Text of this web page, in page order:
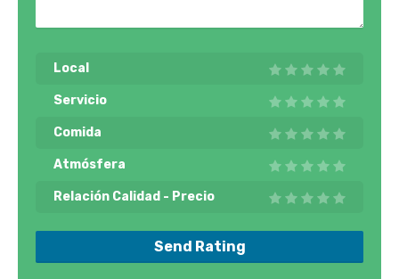
Local
Servicio
Comida
Atmósfera
Relación Calidad - Precio
Send Rating